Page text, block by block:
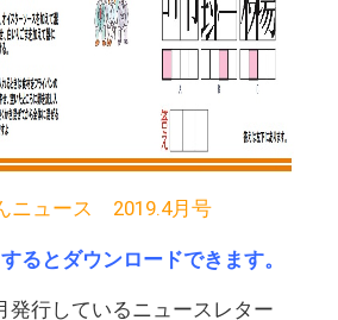
ニュース 2019.4月号
るとダウンロードできます。
発行しているニュースレター